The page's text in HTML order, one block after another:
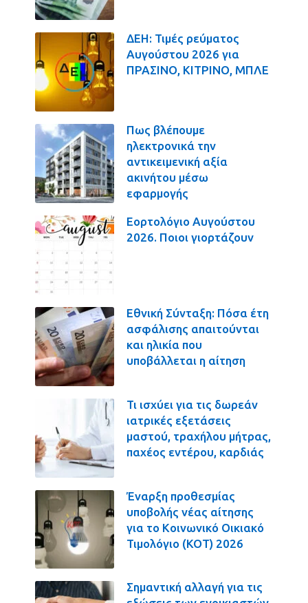
ΔΕΗ: Τιμές ρεύματος
Αυγούστου 2026 για
ΠΡΑΣΙΝΟ, ΚΙΤΡΙΝΟ, ΜΠΛΕ
Πως βλέπουμε
ηλεκτρονικά την
αντικειμενική αξία
ακινήτου μέσω
εφαρμογής
Εορτολόγιο Αυγούστου
2026. Ποιοι γιορτάζουν
Εθνική Σύνταξη: Πόσα έτη
ασφάλισης απαιτούνται
και ηλικία που
υποβάλλεται η αίτηση
Τι ισχύει για τις δωρεάν
ιατρικές εξετάσεις
μαστού, τραχήλου μήτρας,
παχέος εντέρου, καρδιάς
Έναρξη προθεσμίας
υποβολής νέας αίτησης
για το Κοινωνικό Οικιακό
Τιμολόγιο (ΚΟΤ) 2026
Σημαντική αλλαγή για τις